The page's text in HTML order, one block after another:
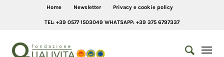
Home Newsletter Privacy e cookie policy
TEL: +39 0577 1503049 WHATSAPP: +39 375 6797337